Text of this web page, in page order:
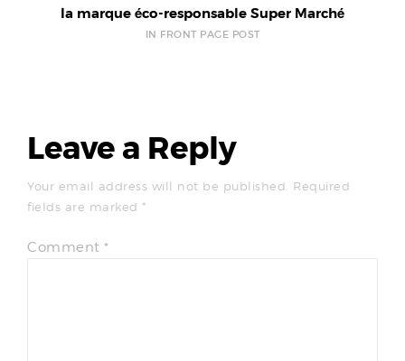
la marque éco-responsable Super Marché
IN FRONT PAGE POST
Leave a Reply
Your email address will not be published. Required
fields are marked *
Comment *